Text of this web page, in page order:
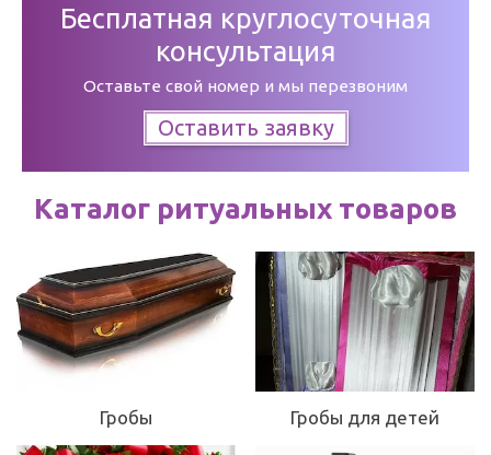
Бесплатная круглосуточная
консультация
Оставьте свой номер и мы перезвоним
Оставить заявку
Каталог ритуальных товаров
Гробы Гробы для детей